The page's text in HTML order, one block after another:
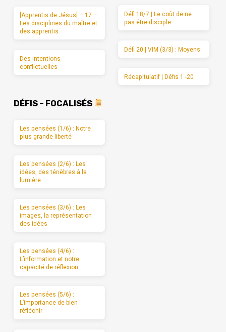
[Apprentis de Jésus] – 17 –
Les disciplines du maître et
des apprentis
Des intentions
conflictuelles
Défi 18/7 | Le coût de ne
pas être disciple
Défi 20 | VIM (3/3) : Moyens
Récapitulatif | Défis 1 -20
DÉFIS – FOCALISÉS
Les pensées (1/6) : Notre
plus grande liberté
Les pensées (2/6) : Les
idées, des ténèbres à la
lumière
Les pensées (3/6) : Les
images, la représentation
des idées
Les pensées (4/6) :
L’information et notre
capacité de réflexion
Les pensées (5/6) :
L’importance de bien
réfléchir